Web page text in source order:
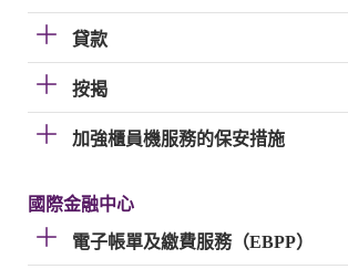
貸款
按揭
加強櫃員機服務的保安措施
國際金融中心
電子帳單及繳費服務（EBPP）